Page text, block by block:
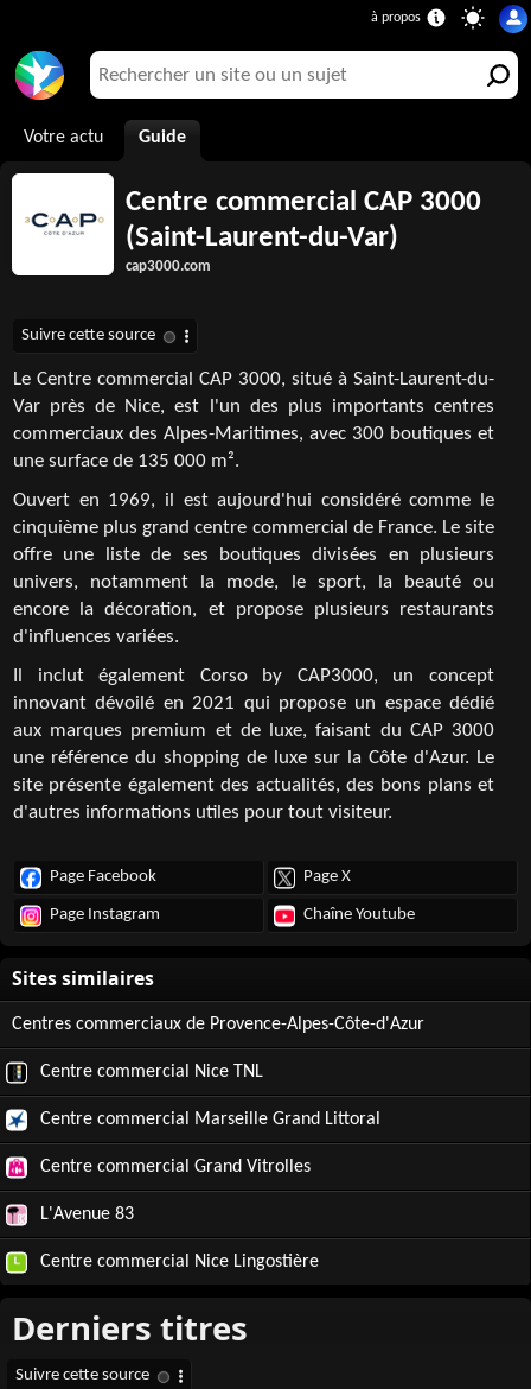
Votre actu Guide
Centre commercial CAP 3000
(Saint-Laurent-du-Var)
cap3000.com
Le Centre commercial CAP 3000, situé à Saint-Laurent-du-
Var près de Nice, est l'un des plus importants centres
commerciaux des Alpes-Maritimes, avec 300 boutiques et
une surface de 135 000 m².
Ouvert en 1969, il est aujourd'hui considéré comme le
cinquième plus grand centre commercial de France. Le site
offre une liste de ses boutiques divisées en plusieurs
univers, notamment la mode, le sport, la beauté ou
encore la décoration, et propose plusieurs restaurants
d'influences variées.
Il inclut également Corso by CAP3000, un concept
innovant dévoilé en 2021 qui propose un espace dédié
aux marques premium et de luxe, faisant du CAP 3000
une référence du shopping de luxe sur la Côte d'Azur. Le
site présente également des actualités, des bons plans et
d'autres informations utiles pour tout visiteur.
Page Facebook Page X
Page Instagram Chaîne Youtube
Centres commerciaux de Provence-Alpes-Côte-d'Azur
Centre commercial Nice TNL
Centre commercial Marseille Grand Littoral
Centre commercial Grand Vitrolles
L'Avenue 83
Centre commercial Nice Lingostière